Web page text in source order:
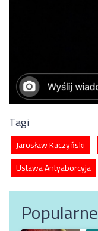
Tagi
Jarosław Kaczyński
Ustawa Antyaborcyja
Popularne